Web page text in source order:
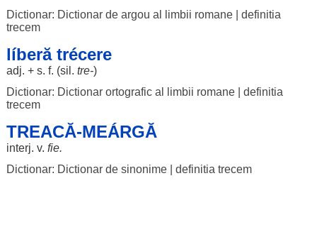
Dictionar: Dictionar de argou al limbii romane| definitia
trecem
líberă trécere
adj. + s. f. (sil . tre-)
Dictionar: Dictionar ortografic al limbii romane| definitia
trecem
TREACĂ-MEÁRGĂ
interj. v. fie.
Dictionar: Dictionar de sinonime| definitia trecem